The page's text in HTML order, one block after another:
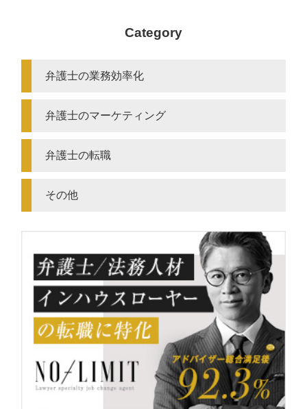
Category
弁護士の業務効率化
弁護士のマーケティング
弁護士の転職
その他